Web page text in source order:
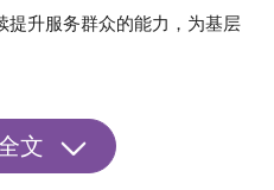
提升服务群众的能力，为基层
文